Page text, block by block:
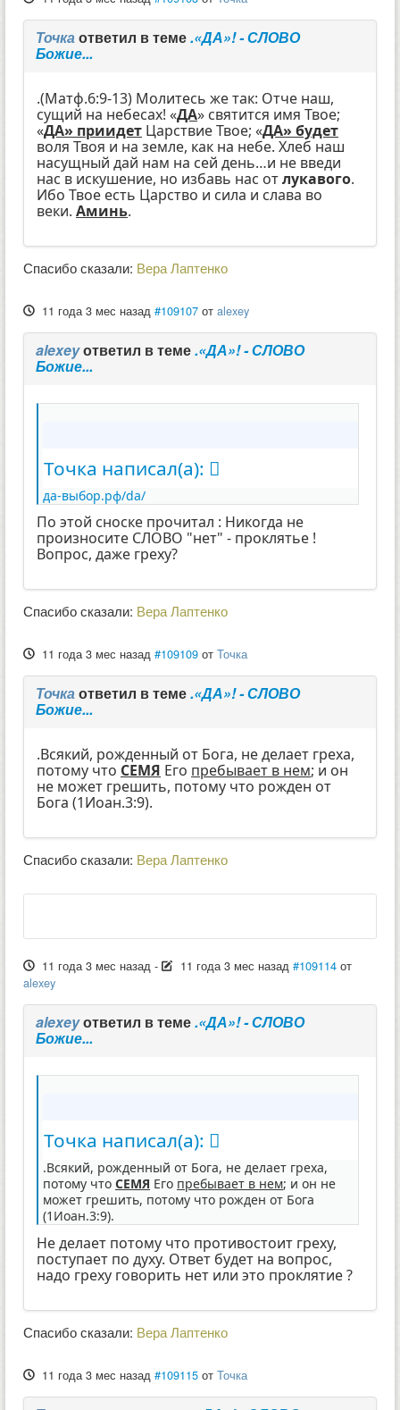
Точкаответил в теме.«ДА»! - СЛОВО
Божие...
.(Матф.6:9-13) Молитесь же так: Отче наш,
сущий на небесах! «ДА» святится имя Твое;
«ДА» приидет Царствие Твое; «ДА» будет
воля Твоя и на земле, как на небе. Хлеб наш
насущный дай нам на сей день…и не введи
нас в искушение, но избавь нас отлукавого.
Ибо Твое есть Царство и сила и слава во
веки. Аминь.
Спасибо сказали: Вера Лаптенко
11 года 3 мес назад #109107 отalexey
alexeyответил в теме.«ДА»! - СЛОВО
Божие...
Точка написал(а):
да-выбор.рф/da/
По этой сноске прочитал : Никогда не
произносите СЛОВО "нет" - проклятье !
Вопрос, даже греху?
Спасибо сказали: Вера Лаптенко
11 года 3 мес назад #109109 отТочка
Точкаответил в теме.«ДА»! - СЛОВО
Божие...
.Всякий, рожденный от Бога, не делает греха,
потому что СЕМЯ Его пребывает в нем; и он
не может грешить, потому что рожден от
Бога (1Иоан.3:9).
Спасибо сказали: Вера Лаптенко
11 года 3 мес назад - 11 года 3 мес назад #109114 от
alexey
alexeyответил в теме.«ДА»! - СЛОВО
Божие...
Точка написал(а):
.Всякий, рожденный от Бога, не делает греха,
потому что СЕМЯ Его пребывает в нем; и он не
может грешить, потому что рожден от Бога
(1Иоан.3:9).
Не делает потому что противостоит греху,
поступает по духу. Ответ будет на вопрос,
надо греху говорить нет или это проклятие ?
Спасибо сказали: Вера Лаптенко
11 года 3 мес назад #109115 отТочка